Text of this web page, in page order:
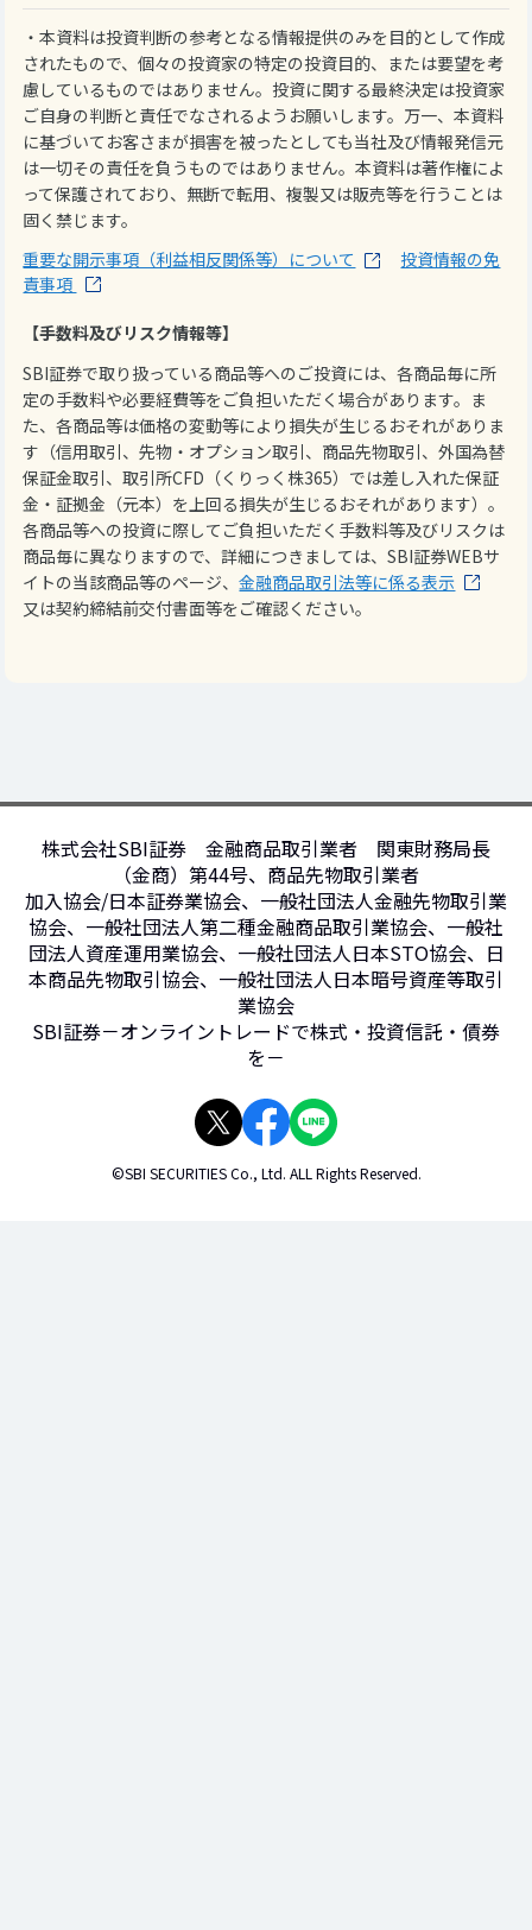
・本資料は投資判断の参考となる情報提供のみを目的として作成
されたもので、個々の投資家の特定の投資目的、または要望を考
慮しているものではありません。投資に関する最終決定は投資家
ご自身の判断と責任でなされるようお願いします。万一、本資料
に基づいてお客さまが損害を被ったとしても当社及び情報発信元
は一切その責任を負うものではありません。本資料は著作権によ
って保護されており、無断で転用、複製又は販売等を行うことは
固く禁じます。
重要な開示事項（利益相反関係等）について
投資情報の免
責事項
【手数料及びリスク情報等】
SBI証券で取り扱っている商品等へのご投資には、各商品毎に所
定の手数料や必要経費等をご負担いただく場合があります。ま
た、各商品等は価格の変動等により損失が生じるおそれがありま
す（信用取引、先物・オプション取引、商品先物取引、外国為替
保証金取引、取引所CFD（くりっく株365）では差し入れた保証
金・証拠金（元本）を上回る損失が生じるおそれがあります）。
各商品等への投資に際してご負担いただく手数料等及びリスクは
商品毎に異なりますので、詳細につきましては、SBI証券WEBサ
イトの当該商品等のページ、金融商品取引法等に係る表示
又は契約締結前交付書面等をご確認ください。
株式会社SBI証券 金融商品取引業者 関東財務局長
（金商）第44号、商品先物取引業者
加入協会/日本証券業協会、一般社団法人金融先物取引業
協会、一般社団法人第二種金融商品取引業協会、一般社
団法人資産運用業協会、一般社団法人日本STO協会、日
本商品先物取引協会、一般社団法人日本暗号資産等取引
業協会
SBI証券－オンライントレードで株式・投資信託・債券
を－
©SBI SECURITIES Co., Ltd. ALL Rights Reserved.